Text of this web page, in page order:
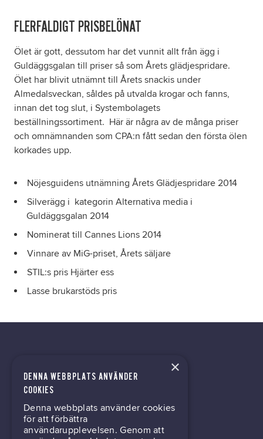
FLERFALDIGT PRISBELÖNAT
Ölet är gott, dessutom har det vunnit allt från ägg i
Guldäggsgalan till priser så som Årets glädjespridare.
Ölet har blivit utnämnt till Årets snackis under
Almedalsveckan, såldes på utvalda krogar och fanns,
innan det tog slut, i Systembolagets
beställningssortiment. Här är några av de många priser
och omnämnanden som CPA:n fått sedan den första ölen
korkades upp.
Nöjesguidens utnämning Årets Glädjespridare 2014
Silverägg i kategorin Alternativa media i
Guldäggsgalan 2014
Nominerat till Cannes Lions 2014
Vinnare av MiG-priset, Årets säljare
STIL:s pris Hjärter ess
Lasse brukarstöds pris
kontor@gil.se
031-63 64 80
×
DENNA WEBBPLATS ANVÄNDER
COOKIES
Denna webbplats använder cookies
för att förbättra
användarupplevelsen. Genom att